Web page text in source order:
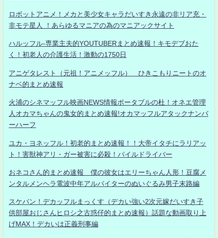
ロボットアニメ！メカと美少女キャラだいすき永遠の非リア充・
非モテ星人 ！あらゆるマニアの為のマニアックサイト
ハルッフル-専業主夫的YOUTUBERまとめ速報！キモデブおた
く！初老人の介護生活！激動の1750日
アニゲタレスト（元祖！アニメッフル） ひきこもりニートのオ
ナベ的まとめ速報
火浦のシネマッフル映画NEWS情報ポータブルの杜！オネエ管理
人オカマちゃんの鬼女的まとめ速報!オカマッフルアタックナンバ
ーハーフ
ユカ・ヨネッフル！初老的まとめ速報！！大帝イタチにラリアッ
ト！害獣神アリ・ガー被害に必殺！パイルドライバー
おネコさん的まとめ速報 僕の彼女はエリーちゃん人形！豆腐メ
ンタルメンヘラ電波中年アルバイターのぬいぐるみ男子末路編
スケバン！デカッフルまっくす（デカい強い2次元嫁だいすき子
供部屋おじさんヒロシ之古惑仔的まとめ速報）話題な動画取り上
げMAX！デカいは正義刑事編